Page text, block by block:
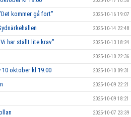
kommer gå fort" 2025-10-16 19:07
2025-10-14 22:48
har ställt lite krav" 2025-10-13 18:24
2025-10-10 22:36
10 oktober kl 19.00 2025-10-10 09:31
2025-10-09 22:21
2025-10-09 18:21
2025-10-07 23:39